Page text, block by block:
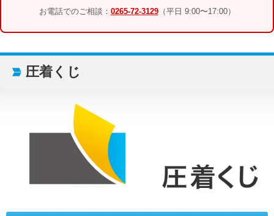
お電話でのご相談： 0265-72-3129（平日 9:00〜17:00）
圧着くじ